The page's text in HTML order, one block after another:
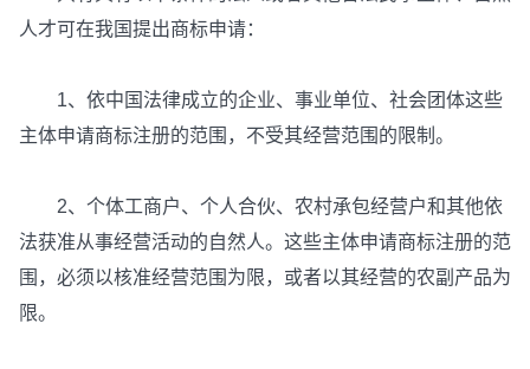
人才可在我国提出商标申请：
1、依中国法律成立的企业、事业单位、社会团体这些
主体申请商标注册的范围，不受其经营范围的限制。
2、个体工商户、个人合伙、农村承包经营户和其他依
法获准从事经营活动的自然人。这些主体申请商标注册的范
围，必须以核准经营范围为限，或者以其经营的农副产品为
限。